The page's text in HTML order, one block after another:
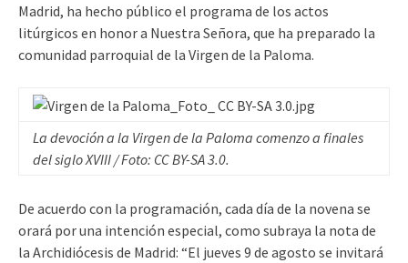
Madrid, ha hecho público el programa de los actos
litúrgicos en honor a Nuestra Señora, que ha preparado la
comunidad parroquial de la Virgen de la Paloma.
La devoción a la Virgen de la Paloma comenzo a finales
del siglo XVIII / Foto: CC BY-SA 3.0.
De acuerdo con la programación, cada día de la novena se
orará por una intención especial, como subraya la nota de
la Archidiócesis de Madrid: “El jueves 9 de agosto se invitará